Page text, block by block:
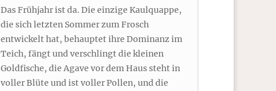
Das Frühjahr ist da. Die einzige Kaulquappe,
die sich letzten Sommer zum Frosch
entwickelt hat, behauptet ihre Dominanz im
Teich, fängt und verschlingt die kleinen
Goldfische, die Agave vor dem Haus steht in
voller Blüte und ist voller Pollen, und die